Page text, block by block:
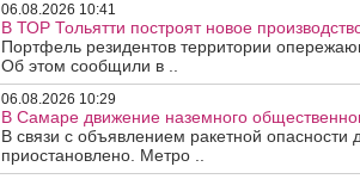
06.08.2026 10:41
В ТОР Тольятти построят новое
Портфель резидентов территории
Об этом сообщили в ..
06.08.2026 10:29
В Самаре движение наземного
В связи с объявлением ракетной
приостановлено. Метро ..